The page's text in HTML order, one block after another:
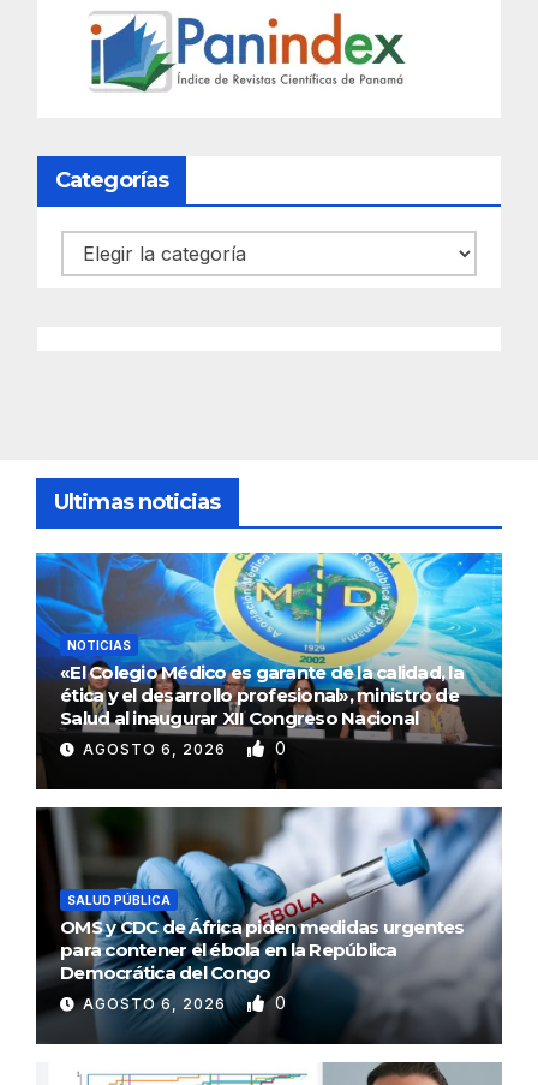
Categorías
Categorías
Ultimas noticias
NOTICIAS
«El Colegio Médico es garante de la calidad, la
ética y el desarrollo profesional», ministro de
Salud al inaugurar XII Congreso Nacional
AGOSTO 6, 2026 0
SALUD PÚBLICA
OMS y CDC de África piden medidas urgentes
para contener el ébola en la República
Democrática del Congo
AGOSTO 6, 2026 0